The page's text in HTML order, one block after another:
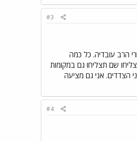
#3
הרב עובדיה. כל כמה
שם תצליחו גם במקומות
יותר לשני הצדדים. אני גם מציעה
#4